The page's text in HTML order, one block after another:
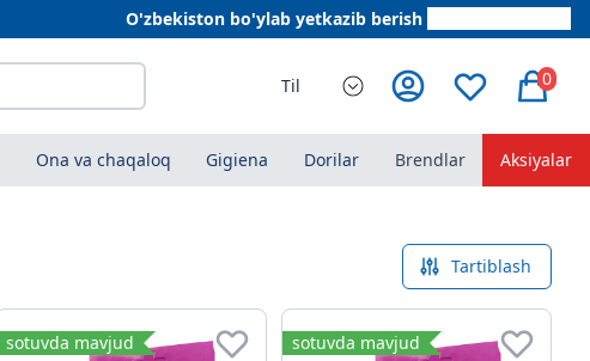
O'zbekiston bo'ylab yetkazib berish
Til 0
Ona va chaqaloq Gigiena Dorilar Brendlar Aksiyalar
Tartiblash
sotuvda mavjud sotuvda mavjud